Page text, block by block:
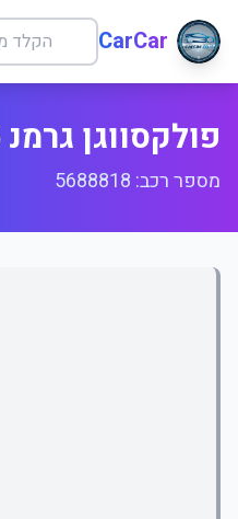
CarCar
פולקסווגן גרמנ 5 הילוכים
מספר רכב: 5688818